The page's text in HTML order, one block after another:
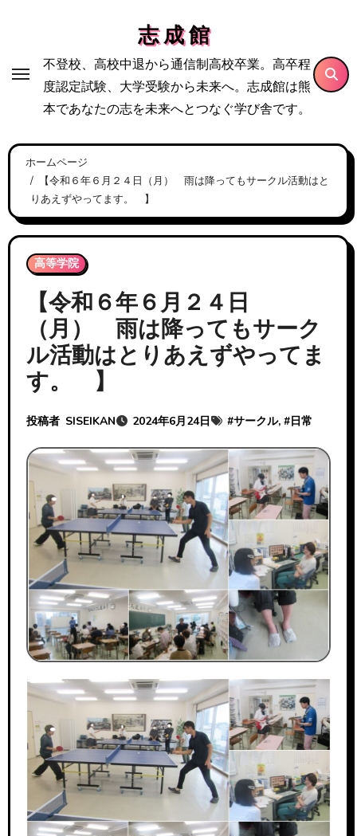
プ
志 成 館
不登校、高校中退から通信制高校卒業。高卒程
度認定試験、大学受験から未来へ。志成館は熊
本であなたの志を未来へとつなぐ学び舎です。
ホームページ
【令和６年６月２４日（月） 雨は降ってもサークル活動はと
りあえずやってます。 】
高等学院
【令和６年６月２４日
（月） 雨は降ってもサーク
ル活動はとりあえずやってま
す。 】
投稿者 SISEIKAN 2024年6月24日 #サークル, #日常